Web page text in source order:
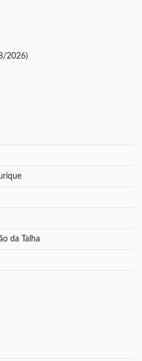
2026)
da Talha